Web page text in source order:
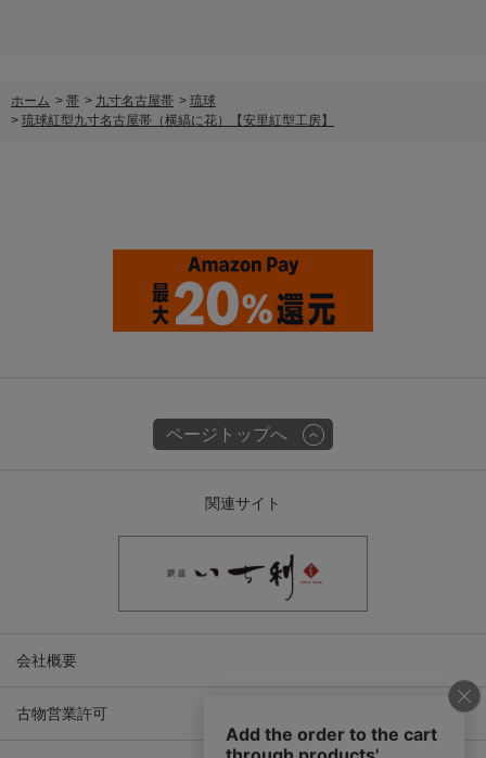
ホーム > 帯 > 九寸名古屋帯 > 琉球
> 琉球紅型九寸名古屋帯（横縞に花）【安里紅型工房】
ページトップへ
関連サイト
会社概要
古物営業許可